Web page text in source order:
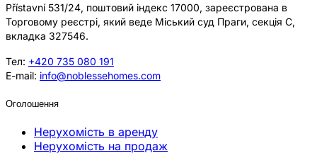
Přístavní 531/24, поштовий індекс 17000, зареєстрована в
Торговому реєстрі, який веде Міський суд Праги, секція C,
вкладка 327546.
Тел: +420 735 080 191
E-mail: info@noblessehomes.com
Оголошення
Нерухомість в аренду
Нерухомість на продаж